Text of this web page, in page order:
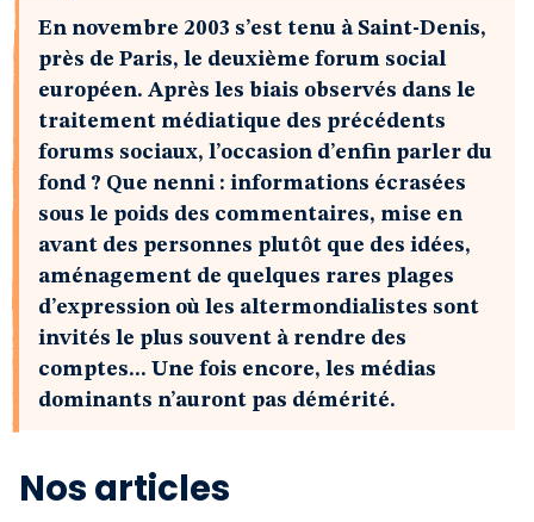
En novembre 2003 s’est tenu à Saint-Denis,
près de Paris, le deuxième forum social
européen. Après les biais observés dans le
traitement médiatique des précédents
forums sociaux, l’occasion d’enfin parler du
fond ? Que nenni : informations écrasées
sous le poids des commentaires, mise en
avant des personnes plutôt que des idées,
aménagement de quelques rares plages
d’expression où les altermondialistes sont
invités le plus souvent à rendre des
comptes... Une fois encore, les médias
dominants n’auront pas démérité.
Nos articles